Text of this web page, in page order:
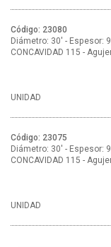
Código: 23080
Diámetro: 30' - Espesor:
CONCAVIDAD 115 -
UNIDAD
Código: 23075
Diámetro: 30' - Espesor:
CONCAVIDAD 115 -
UNIDAD